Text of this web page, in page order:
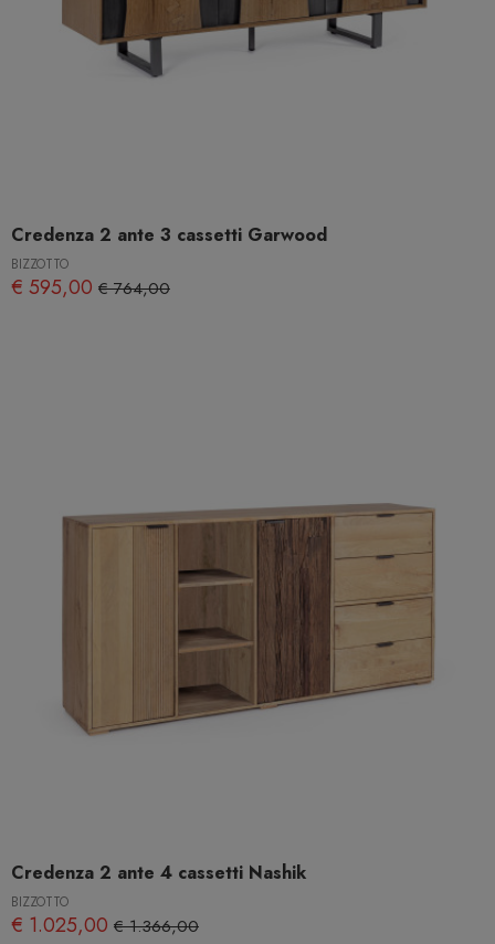
Credenza 2 ante 3 cassetti Garwood
BIZZOTTO
€ 595,00 € 764,00
Credenza 2 ante 4 cassetti Nashik
BIZZOTTO
€ 1.025,00 € 1.366,00